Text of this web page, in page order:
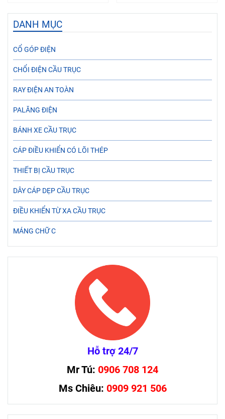
DANH MỤC
CỔ GÓP ĐIỆN
CHỔI ĐIỆN CẦU TRỤC
RAY ĐIỆN AN TOÀN
PALĂNG ĐIỆN
BÁNH XE CẦU TRỤC
CÁP ĐIỀU KHIỂN CÓ LÕI THÉP
THIẾT BỊ CẦU TRỤC
DÂY CÁP DẸP CẦU TRỤC
ĐIỀU KHIỂN TỪ XA CẦU TRỤC
MÁNG CHỮ C
Hỗ trợ 24/7
Mr Tú: 0906 708 124
Ms Chiêu: 0909 921 506